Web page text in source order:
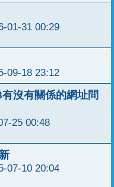
01-31 00:29
09-18 23:12
沒有關係的網址問
25 00:48
07-10 20:04